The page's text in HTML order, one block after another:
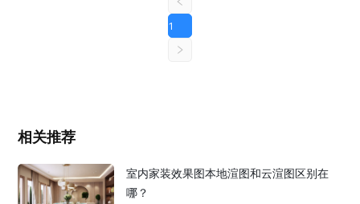
1
相关推荐
室内家装效果图本地渲图和云渲图区别在
哪？